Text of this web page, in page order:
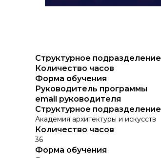
Структурное подразделение
Количество часов
Форма обучения
Руководитель программы
email руководителя
Структурное подразделение
Академия архитектуры и искусств
Количество часов
36
Форма обучения